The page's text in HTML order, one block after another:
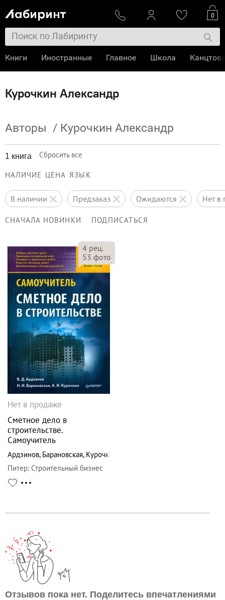
Курочкин Александр
Авторы / Курочкин Александр
1 книга Сбросить все
НАЛИЧИЕ ЦЕНА ЯЗЫК
в наличии предзаказ ожидаются нет
СНАЧАЛА НОВИНКИ ПОДПИСАТЬСЯ
4 рец.
53 фото
Нет в продаже
Сметное дело в
строительстве.
Самоучитель
Ардзинов, Барановская, Курочкин
Питер: Строительный бизнес
Отзывов пока нет. Поделитесь впечатлениями
0
Книги Иностранные Главное Школа